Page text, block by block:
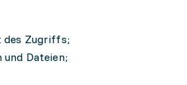
des Zugriffs;
und Dateien;